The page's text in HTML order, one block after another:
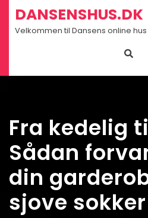
Skip
content
DANSENSHUS.DK
Velkommen til Dansens online hus
Fra kedelig
Sådan
din
sjove sokker